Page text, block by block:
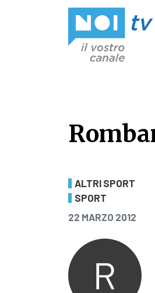
ALTRI SPORT
SPORT
PUBBLICATO IL
22 MARZO 2012